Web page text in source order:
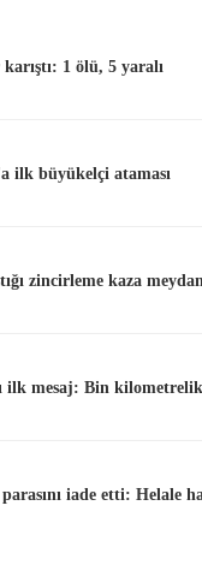
1 ölü, 5 yaralı
ilk büyükelçi ataması
zincirleme kaza
mesaj: Bin kilometrelik
iade etti: Helale